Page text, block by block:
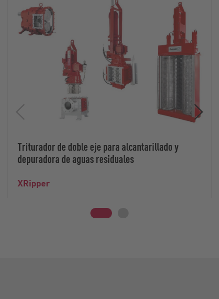
Triturador de doble eje para alcantarillado y
depuradora de aguas residuales
XRipper